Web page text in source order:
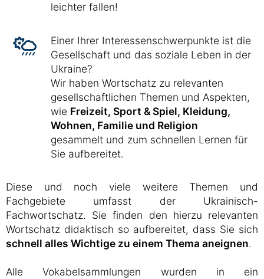
leichter fallen!
Einer Ihrer Interessenschwerpunkte ist die
Gesellschaft und das soziale Leben in der
Ukraine?
Wir haben Wortschatz zu relevanten
gesellschaftlichen Themen und Aspekten,
wie Freizeit, Sport & Spiel, Kleidung,
Wohnen, Familie und Religion
gesammelt und zum schnellen Lernen für
Sie aufbereitet.
Diese und noch viele weitere Themen und
Fachgebiete umfasst der Ukrainisch-
Fachwortschatz. Sie finden den hierzu relevanten
Wortschatz didaktisch so aufbereitet, dass Sie sich
schnell alles Wichtige zu einem Thema aneignen.
Alle Vokabelsammlungen wurden in ein